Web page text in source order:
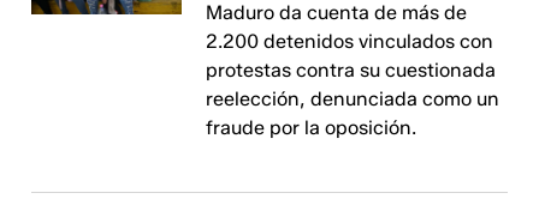
Maduro da cuenta de más de
2.200 detenidos vinculados con
protestas contra su cuestionada
reelección, denunciada como un
fraude por la oposición.